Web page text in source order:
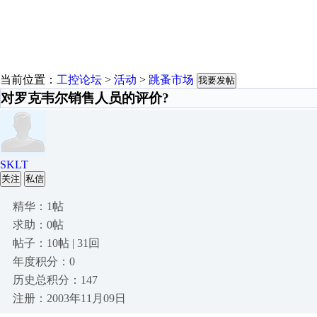
当前位置： 工控论坛 > 活动 > 跳蚤市场 我要发帖
对罗克韦尔销售人员的评价?
SKLT
关注 私信
精华：1帖
求助：0帖
帖子：10帖 | 31回
年度积分：0
历史总积分：147
注册：2003年11月09日